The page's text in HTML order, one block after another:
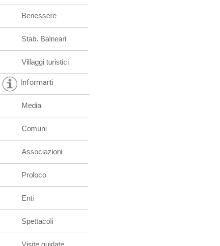
Benessere
Stab. Balneari
Villaggi turistici
Informarti
Media
Comuni
Associazioni
Proloco
Enti
Spettacoli
Visite guidate